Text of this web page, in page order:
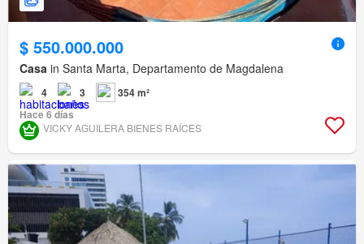
$ 550.000.000
Casa in Santa Marta, Departamento de Magdalena
4 3
354 m²
Hace 6 días
VICKY AGUILERA BIENES RAÍCES